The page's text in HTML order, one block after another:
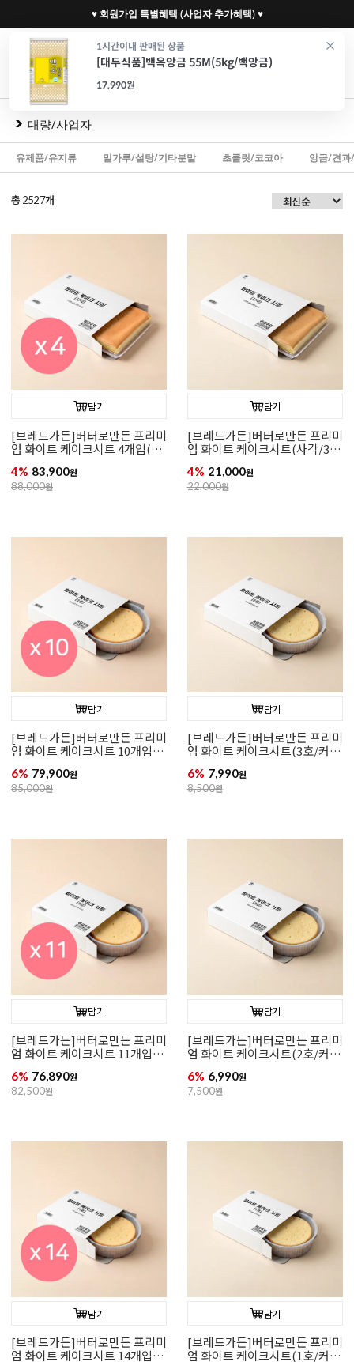
1시간이내 판매된 상품
[대두식품]백옥앙금 55M(5kg/백앙금)
17,990원
♥ 회원가입 특별혜택 (사업자 추가혜택) ♥
0
재료 도구 포장
대량/사업자
유제품/유지류 밀가루/설탕/기타분말 초콜릿/코코아 앙금/견
총 2527개
담기
[브레드가든]버터로만든 프리미
엄 화이트 케이크시트 4개입(사
4% 83,900원
88,000원
담기
[브레드가든]버터로만든 프리미
엄 화이트 케이크시트(사각/3장
4% 21,000원
22,000원
담기
[브레드가든]버터로만든 프리미
엄 화이트 케이크시트 10개입(3
6% 79,900원
85,000원
담기
[브레드가든]버터로만든 프리미
엄 화이트 케이크시트(3호/커
6% 7,990원
8,500원
담기
[브레드가든]버터로만든 프리미
엄 화이트 케이크시트 11개입(2
6% 76,890원
82,500원
담기
[브레드가든]버터로만든 프리미
엄 화이트 케이크시트(2호/커
6% 6,990원
7,500원
담기
[브레드가든]버터로만든 프리미
엄 화이트 케이크시트 14개입(1
담기
[브레드가든]버터로만든 프리미
엄 화이트 케이크시트(1호/커